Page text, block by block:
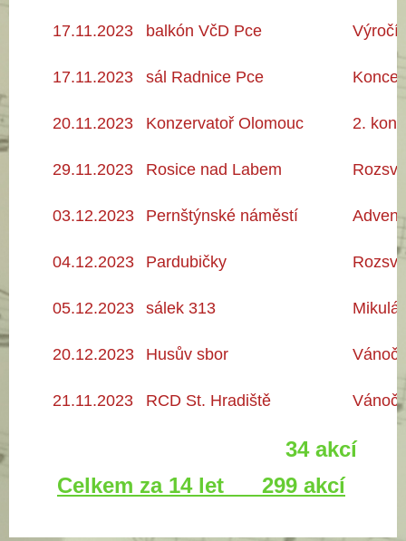
17.11.2023 balkónVčD Pce Výročí
17.11.2023 sál Radnice Pce
20.11.2023 Konzervatoř Olomouc 2.
29.11.2023 Rosice nad Labem
03.12.2023 Pernštýnské náměstí
04.12.2023 Pardubičky
05.12.2023 sálek 313
20.12.2023 Husův sbor
21.11.2023 RCD St. Hradiště
34 akcí
Celkem za 14 let 299 akcí